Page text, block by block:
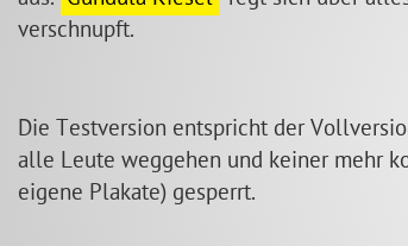
verschnupft.
Die Testversion entspricht der
alle Leute weggehen und keiner mehr
eigene Plakate) gesperrt.